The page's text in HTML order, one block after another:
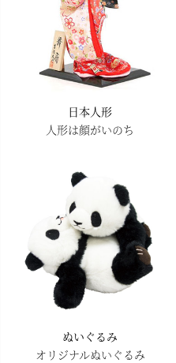
日本人形
人形は顔がいのち
ぬいぐるみ
オリジナルぬいぐるみ